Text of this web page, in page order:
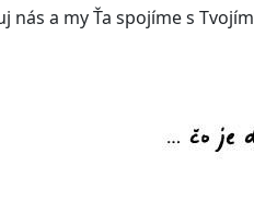
nás a my Ťa spojíme s